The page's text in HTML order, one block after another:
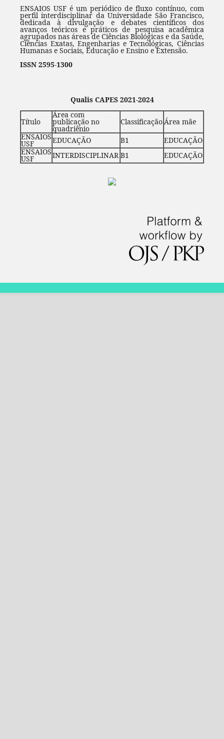
ENSAIOS USF é um periódico de fluxo contínuo, com
perfil interdisciplinar da Universidade São Francisco,
dedicada à divulgação e debates científicos dos
avanços teóricos e práticos de pesquisa acadêmica
agrupados nas áreas de Ciências Biológicas e da Saúde,
Ciências Exatas, Engenharias e Tecnológicas, Ciências
Humanas e Sociais, Educação e Ensino e Extensão.
ISSN 2595-1300
Qualis CAPES 2021-2024
Título
Área com
publicação no
quadriênio
ClassificaçãoÁrea mãe
ENSAIOS
USF EDUCAÇÃO B1
EDUCAÇÃO
ENSAIOS
USF INTERDISCIPLINAR B1 EDUCAÇÃO